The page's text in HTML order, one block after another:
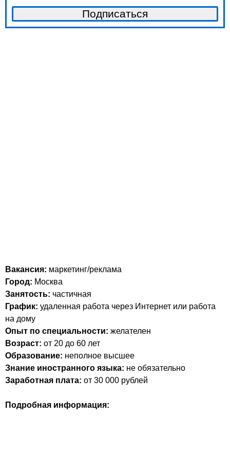
Вакансия: маркетинг/реклама
Город: Москва
Занятость: частичная
График: удаленная работа через Интернет или работа
на дому
Опыт по специальности: желателен
Возраст: от 20 до 60 лет
Образование: неполное высшее
Знание иностранного языка: не обязательно
Заработная плата: от 30 000 рублей
Подробная информация: